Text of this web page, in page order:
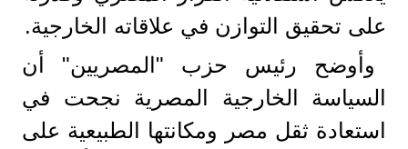
على تحقيق التوازن في علاقاته الخارجية.
وأوضح رئيس حزب "المصريين" أن
السياسة الخارجية المصرية نجحت في
استعادة ثقل مصر ومكانتها الطبيعية على